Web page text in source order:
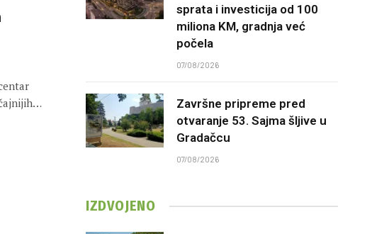
sprata i investicija od 100
miliona KM, gradnja već
počela
07/08/2026
Završne pripreme pred
otvaranje 53. Sajma šljive u
Gradačcu
07/08/2026
IZDVOJENO